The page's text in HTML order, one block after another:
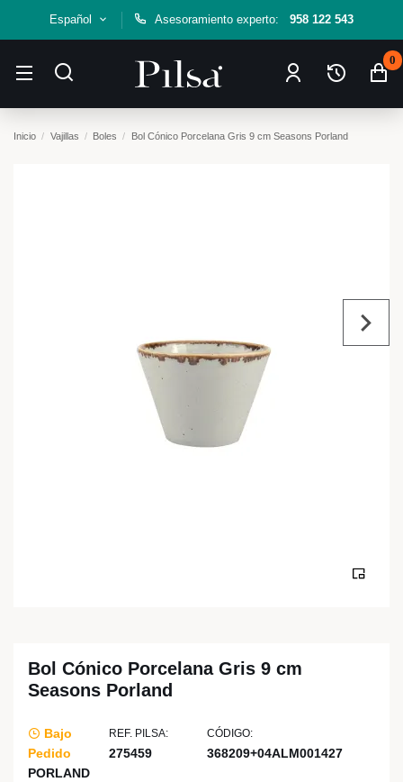
Español Asesoramiento experto: 958 122 543
0
Inicio Vajillas Boles Bol Cónico Porcelana Gris 9 cm Seasons Porland
Bol Cónico Porcelana Gris 9 cm
Seasons Porland
Bajo
Pedido
REF. PILSA:
275459
CÓDIGO:
368209+04ALM001427
PORLAND